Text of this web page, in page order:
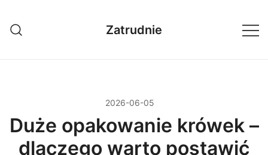
treści
Zatrudnie
2026-06-05
Duże opakowanie krówek –
dlaczego warto postawić